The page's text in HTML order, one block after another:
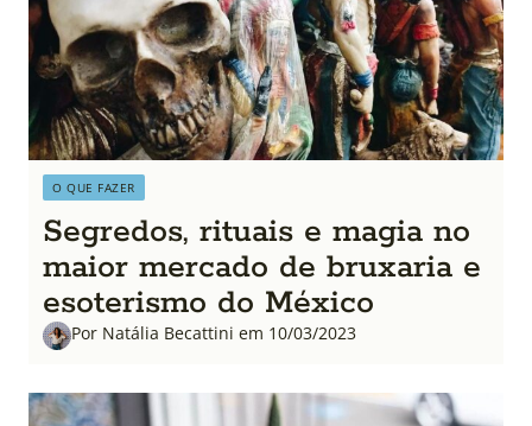
O QUE FAZER
Segredos, rituais e magia no
maior mercado de bruxaria e
esoterismo do México
Por Natália Becattini em 10/03/2023